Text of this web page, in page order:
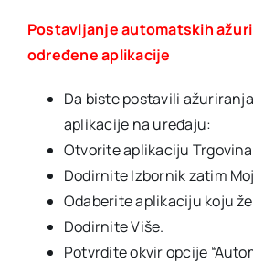
Postavljanje automatskih
određene aplikacije
Da biste postavili
aplikacije na uređaju:
Otvorite aplikaciju Trgovina
Dodirnite Izbornik zatim
Odaberite aplikaciju koju
Dodirnite Više.
Potvrdite okvir opcije